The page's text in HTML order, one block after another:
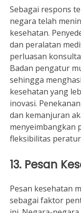
Sebagai respons
negara telah
kesehatan.
dan peralatan
perluasan
Badan pengatur
sehingga
kesehatan yang
inovasi.
dan kemanjuran
menyeimbangkan
fleksibilitas
13. Pesan
Pesan kesehatan
sebagai faktor